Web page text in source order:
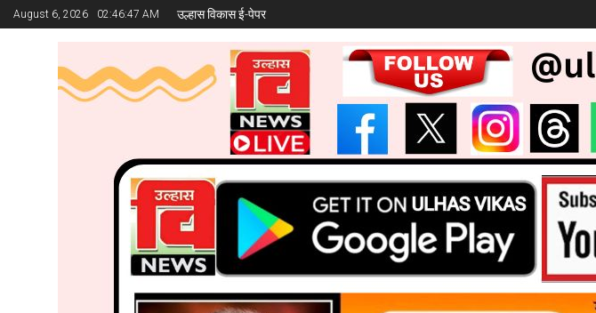
August 6, 2026 02:46:48 AM उल्हास विकास ई-पेपर